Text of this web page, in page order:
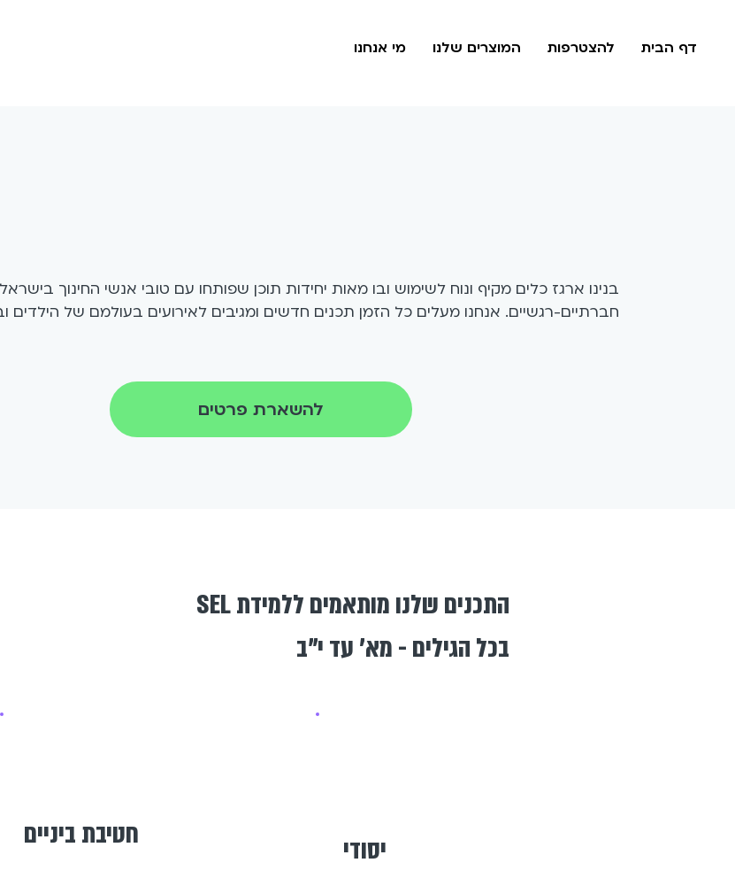
דף הבית להצטרפות המוצרים שלנו מי אנחנו
בנינו ארגז כלים מקיף ונוח לשימוש ובו מאות יחידות תוכן שפותחו עם טובי אנשי החינוך בישראל
חברתיים-רגשיים. אנחנו מעלים כל הזמן תכנים חדשים ומגיבים לאירועים בעולמם של הילדים
להשארת פרטים
התכנים שלנו מותאמים ללמידת SEL
בכל הגילים - מא' עד י"ב
חטיבת ביניים יסודי